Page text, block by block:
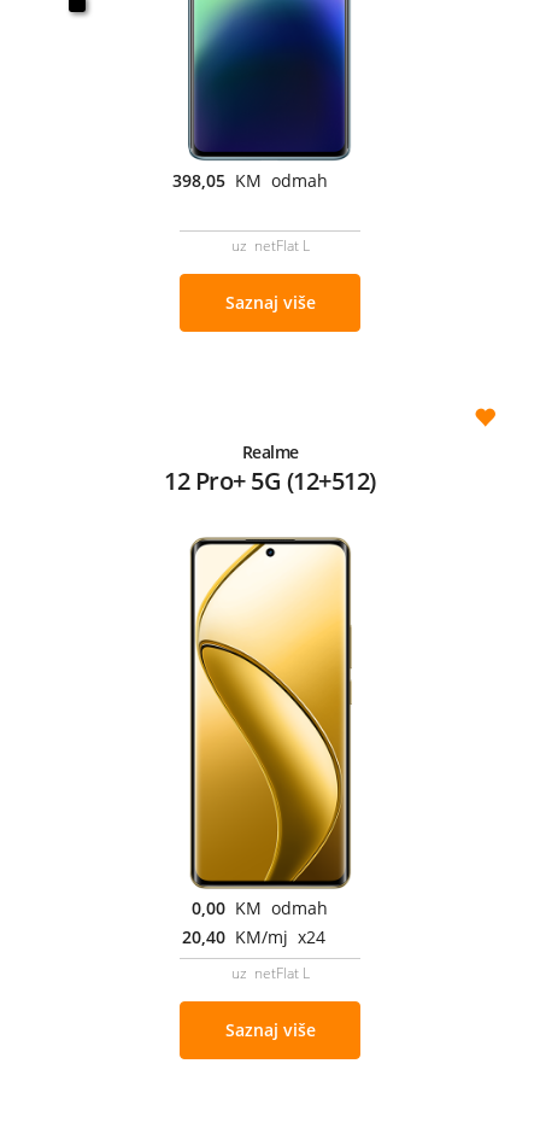
398,05 KM odmah
uz netFlat L
Saznaj više
Realme
12 Pro+ 5G (12+512)
0,00 KM odmah
20,40 KM/mj x24
uz netFlat L
Saznaj više